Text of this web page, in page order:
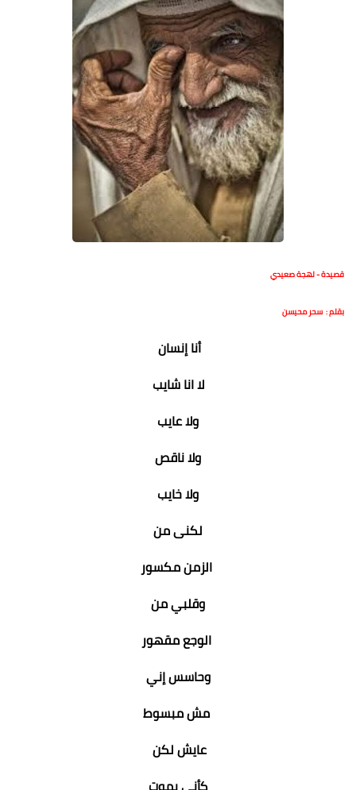
قصيدة - لهجة صعيدي
بقلم : سحر محيسن
أنا إنسان
لا انا شايب
ولا عايب
ولا ناقص
ولا خايب
لكنى من
الزمن مكسور
وقلبي من
الوجع مقهور
وحاسس إني
مش مبسوط
عايش لكن